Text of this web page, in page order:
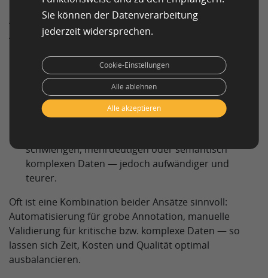
Automatisierte vs. menschliche
Annotation
Automatisierte Annotation: Schnell und
kosteneffizient, besonders bei großen
Datenmengen — jedoch mit Einschränkungen bei
Genauigkeit oder bei komplexen Datenstrukturen.
Manuelle bzw. menschliche Annotation: Sehr
schwierigen, mehrdeutigen oder semantisch
komplexen Daten — jedoch aufwändiger und
teurer.
Oft ist eine Kombination beider Ansätze sinnvoll:
Automatisierung für grobe Annotation, manuelle
Validierung für kritische bzw. komplexe Daten — so
lassen sich Zeit, Kosten und Qualität optimal
ausbalancieren.
Sie können der Datenverarbeitung
jederzeit widersprechen.
Alle akzeptieren
Alle ablehnen
Cookie-Einstellungen